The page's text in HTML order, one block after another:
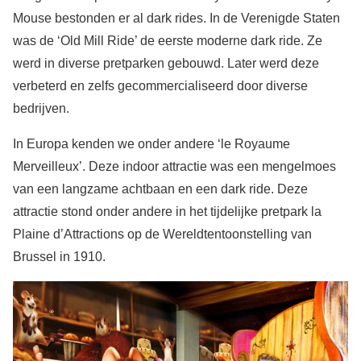
Mouse bestonden er al dark rides. In de Verenigde Staten
was de ‘Old Mill Ride’ de eerste moderne dark ride. Ze
werd in diverse pretparken gebouwd. Later werd deze
verbeterd en zelfs gecommercialiseerd door diverse
bedrijven.
In Europa kenden we onder andere ‘le Royaume
Merveilleux’. Deze indoor attractie was een mengelmoes
van een langzame achtbaan en een dark ride. Deze
attractie stond onder andere in het tijdelijke pretpark la
Plaine d’Attractions op de Wereldtentoonstelling van
Brussel in 1910.